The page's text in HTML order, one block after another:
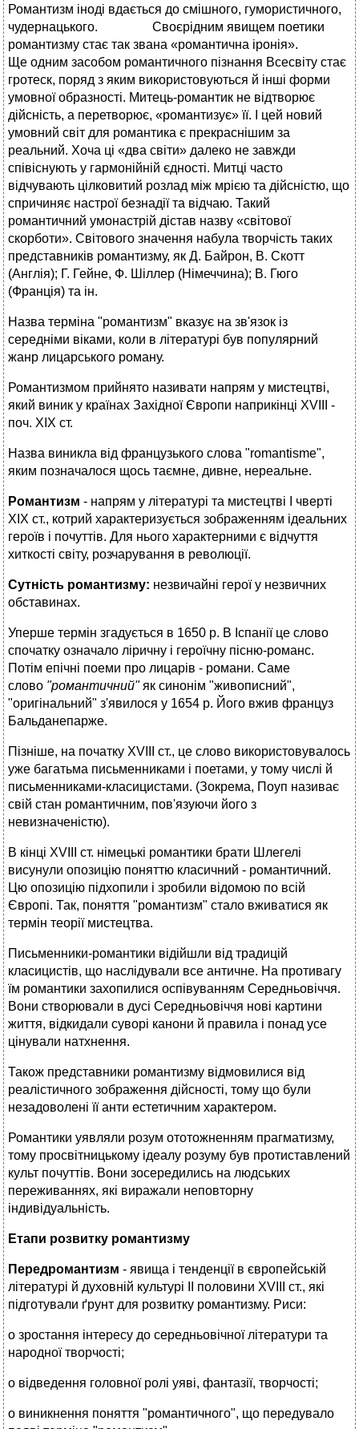
Романтизм іноді вдається до смішного, гумористичного,
чудернацького. Своєрідним явищем поетики
романтизму стає так звана «романтична іронія».
Ще одним засобом романтичного пізнання Всесвіту стає
гротеск, поряд з яким використовуються й інші форми
умовної образності. Митець-романтик не відтворює
дійсність, а перетворює, «романтизує» її. І цей новий
умовний світ для романтика є прекраснішим за
реальний. Хоча ці «два світи» далеко не завжди
співіснують у гармонійній єдності. Митці часто
відчувають цілковитий розлад між мрією та дійсністю, що
спричиняє настрої безнадії та відчаю. Такий
романтичний умонастрій дістав назву «світової
скорботи». Світового значення набула творчість таких
представників романтизму, як Д. Байрон, В. Скотт
(Англія); Г. Гейне, Ф. Шіллер (Німеччина); В. Гюго
(Франція) та ін.
Назва терміна "романтизм" вказує на зв'язок із
середніми віками, коли в літературі був популярний
жанр лицарського роману.
Романтизмом прийнято називати напрям у мистецтві,
який виник у країнах Західної Європи наприкінці XVIII -
поч. XIX ст.
Назва виникла від французького слова "romantisme",
яким позначалося щось таємне, дивне, нереальне.
Романтизм - напрям у літературі та мистецтві І чверті
XIX ст., котрий характеризується зображенням ідеальних
героїв і почуттів. Для нього характерними є відчуття
хиткості світу, розчарування в революції.
Сутність романтизму: незвичайні герої у незвичних
обставинах.
Уперше термін згадується в 1650 р. В Іспанії це слово
спочатку означало ліричну і героїчну пісню-романс.
Потім епічні поеми про лицарів - романи. Саме
слово "романтичний"як синонім "живописний",
"оригінальний" з'явилося у 1654 р. Його вжив француз
Бальданепарже.
Пізніше, на початку XVIII ст., це слово використовувалось
уже багатьма письменниками і поетами, у тому числі й
письменниками-класицистами. (Зокрема, Поуп називає
свій стан романтичним, пов'язуючи його з
невизначеністю).
В кінці XVIII ст. німецькі романтики брати Шлегелі
висунули опозицію поняттю класичний - романтичний.
Цю опозицію підхопили і зробили відомою по всій
Європі. Так, поняття "романтизм" стало вживатися як
термін теорії мистецтва.
Письменники-романтики відійшли від традицій
класицистів, що наслідували все античне. На противагу
їм романтики захопилися оспівуванням Середньовіччя.
Вони створювали в дусі Середньовіччя нові картини
життя, відкидали суворі канони й правила і понад усе
цінували натхнення.
Також представники романтизму відмовилися від
реалістичного зображення дійсності, тому що були
незадоволені її анти естетичним характером.
Романтики уявляли розум ототожненням прагматизму,
тому просвітницькому ідеалу розуму був протиставлений
культ почуттів. Вони зосередились на людських
переживаннях, які виражали неповторну
індивідуальність.
Етапи розвитку романтизму
Передромантизм - явища і тенденції в європейській
літературі й духовній культурі II половини XVIII ст., які
підготували ґрунт для розвитку романтизму. Риси:
o зростання інтересу до середньовічної літератури та
народної творчості;
o відведення головної ролі уяві, фантазії, творчості;
o виникнення поняття "романтичного", що передувало